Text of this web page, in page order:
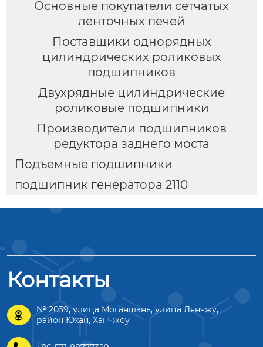
Основные покупатели сетчатых
ленточных печей
Поставщики однорядных
цилиндрических роликовых
подшипников
Двухрядные цилиндрические
роликовые подшипники
Производители подшипников
редуктора заднего моста
Подъемные подшипники
подшипник генератора 2110
Контакты

№ 2039, улица Моганшань, улица Лянчжу,
район Юхан, Ханчжоу